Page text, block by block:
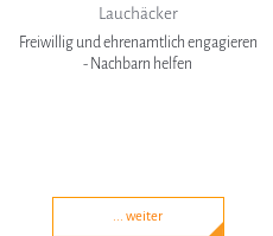
Lauchäcker
Freiwillig und ehrenamtlich engagieren
- Nachbarn helfen
... weiter